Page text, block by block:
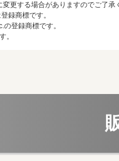
更する場合がありますのでご了承
録商標です。
登録商標です。
。